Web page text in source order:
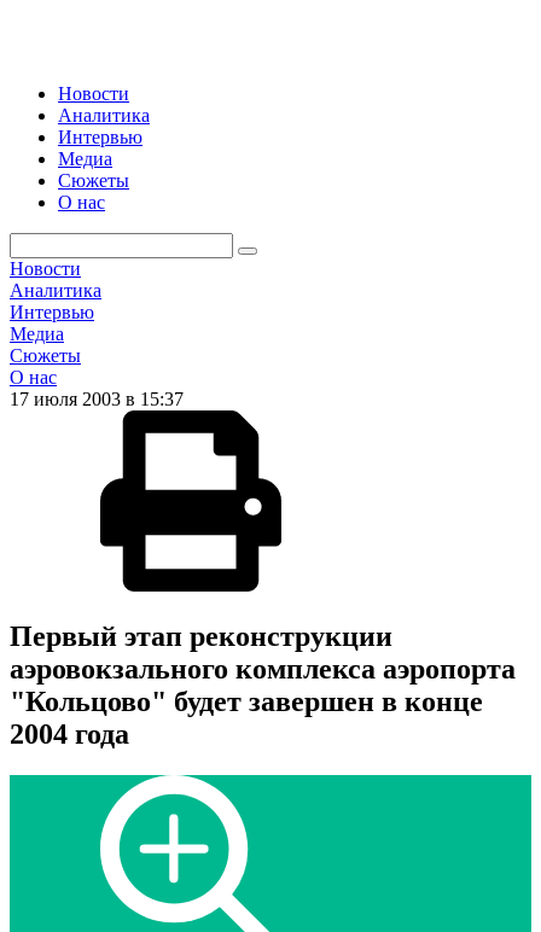
Новости
Аналитика
Интервью
Медиа
Сюжеты
О нас
Новости
Аналитика
Интервью
Медиа
Сюжеты
О нас
17 июля 2003 в 15:37
Первый этап реконструкции
аэровокзального комплекса аэропорта
"Кольцово" будет завершен в конце
2004 года